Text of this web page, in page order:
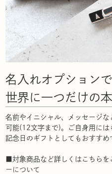
名入れオプションで
世界に一つだけの
名前やイニシャル、メッセージ
可能(12文字まで)。ご自身用には
記念日のギフトとしてもおすすめ
■対象商品など詳しくはこちら
ーについて